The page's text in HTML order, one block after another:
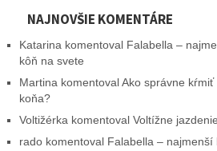
NAJNOVŠIE KOMENTÁRE
Katarina komentoval Falabella –
kôň na svete
Martina komentovalAko správne kŕmiť
koňa?
Voltižérka komentoval Voltížne jazdenie
radokomentoval Falabella – najmenší